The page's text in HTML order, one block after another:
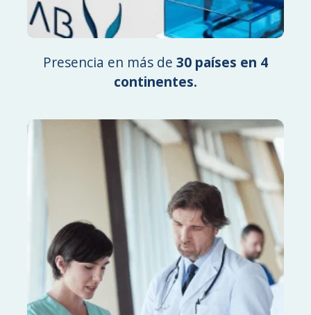
Presencia en más de 30 países en 4
continentes.